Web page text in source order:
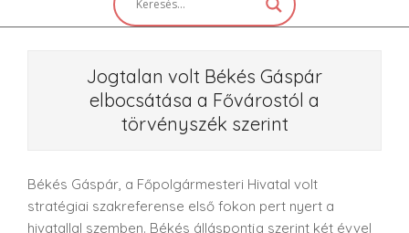
Jogtalan volt Békés Gáspár
elbocsátása a Fővárostól a
törvényszék szerint
Békés Gáspár, a Főpolgármesteri Hivatal volt
stratégiai szakreferense első fokon pert nyert a
hivatallal szemben. Békés álláspontja szerint két évvel